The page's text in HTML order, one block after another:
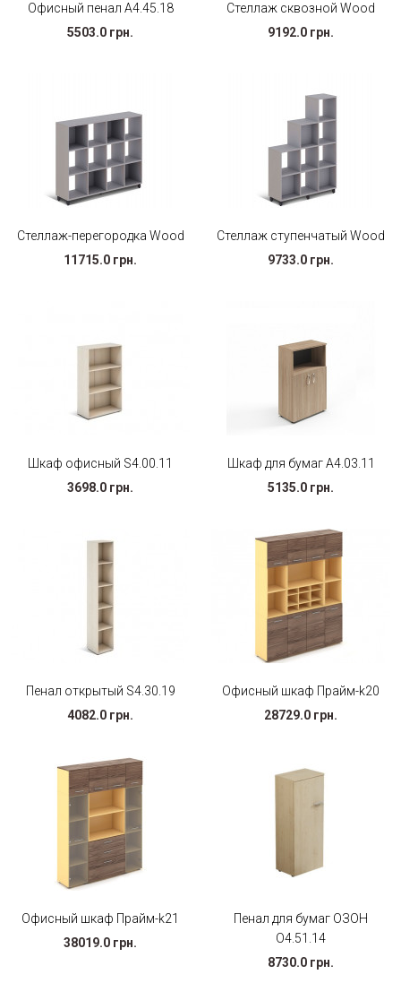
Офисный пенал А4.45.18
5503.0 грн.
Стеллаж сквозной Wood
9192.0 грн.
Стеллаж-перегородка Wood
11715.0 грн.
Стеллаж ступенчатый Wood
9733.0 грн.
Шкаф офисный S4.00.11
3698.0 грн.
Шкаф для бумаг А4.03.11
5135.0 грн.
Пенал открытый S4.30.19
4082.0 грн.
Офисный шкаф Прайм-k20
28729.0 грн.
Офисный шкаф Прайм-k21
38019.0 грн.
Пенал для бумаг ОЗОН
O4.51.14
8730.0 грн.